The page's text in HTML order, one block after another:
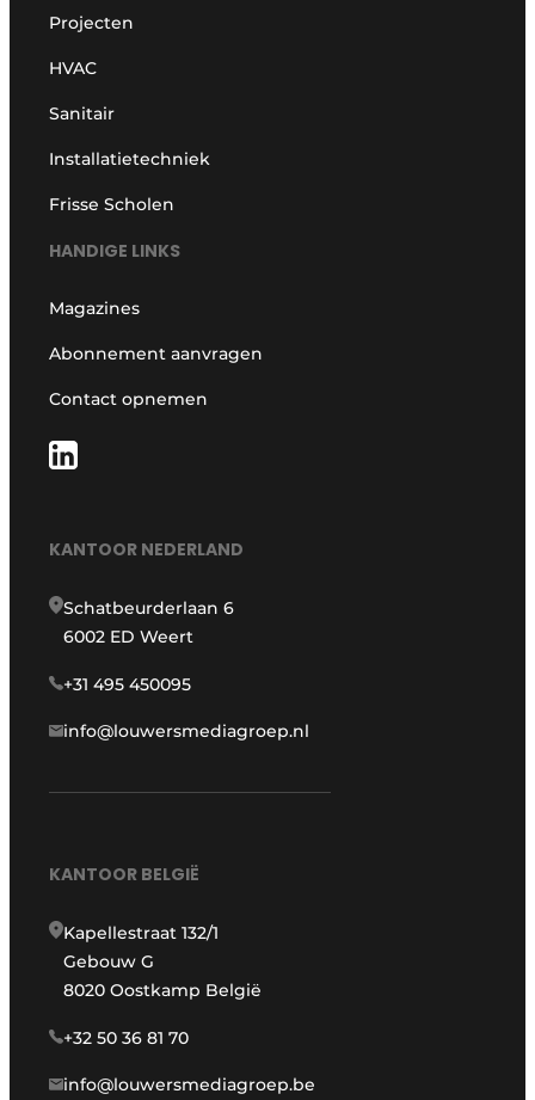
Projecten
HVAC
Sanitair
Installatietechniek
Frisse Scholen
HANDIGE LINKS
Magazines
Abonnement aanvragen
Contact opnemen
KANTOOR NEDERLAND
Schatbeurderlaan 6
6002 ED Weert
+31 495 450095
info@louwersmediagroep.nl
KANTOOR BELGIË
Kapellestraat 132/1
Gebouw G
8020 Oostkamp België
+32 50 36 81 70
info@louwersmediagroep.be